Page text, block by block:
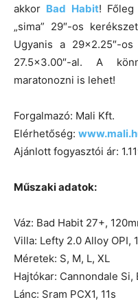
akkor Bad Habit!
„sima” 29″-os
Ugyanis a 29×2.25″-
27.5×3.00″-al. A
maratonozni is lehet!
Forgalmazó: Mali Kft.
Elérhetőség:
Ajánlott fogyasztói ár:
Műszaki adatok:
Váz: Bad Habit 27+,
Villa: Lefty 2.0 Alloy OPI,
Méretek: S, M, L, XL
Hajtókar: Cannondale
Lánc: Sram PCX1, 11s